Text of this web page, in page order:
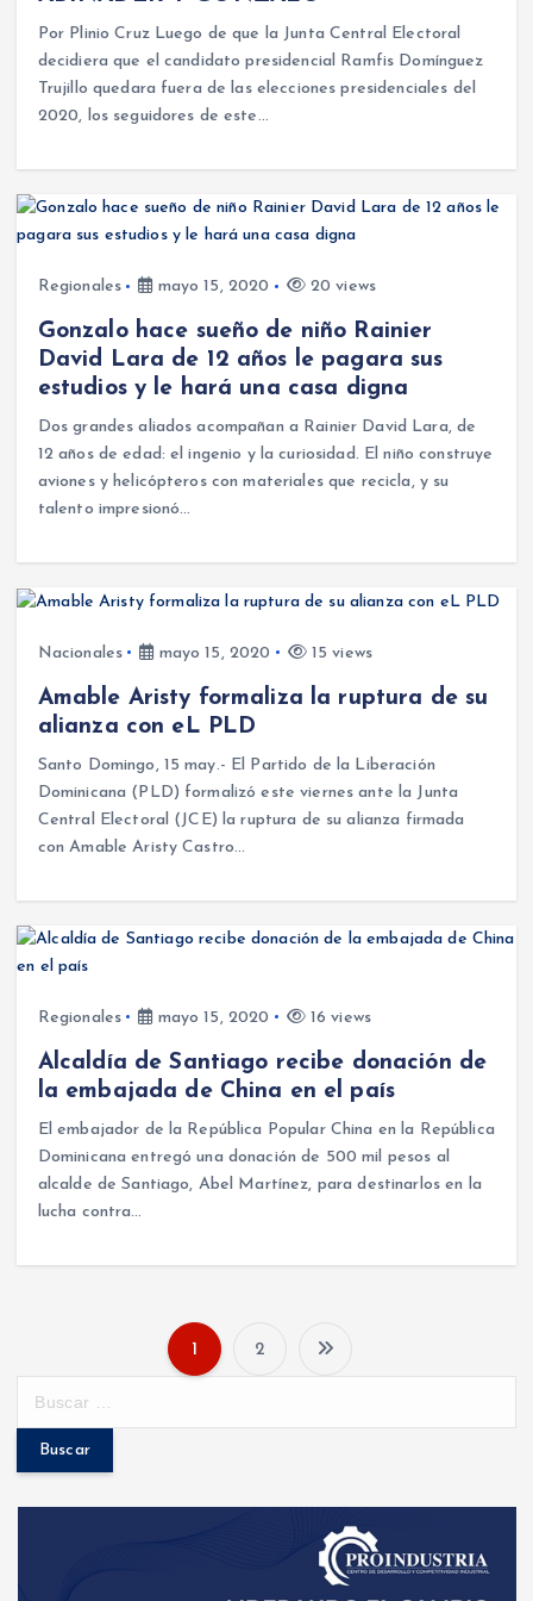
Por Plinio Cruz Luego de que la Junta Central Electoral
decidiera que el candidato presidencial Ramfis Domínguez
Trujillo quedara fuera de las elecciones presidenciales del
2020, los seguidores de este…
Regionales mayo 15, 2020 20 views
Gonzalo hace sueño de niño Rainier
David Lara de 12 años le pagara sus
estudios y le hará una casa digna
Dos grandes aliados acompañan a Rainier David Lara, de
12 años de edad: el ingenio y la curiosidad. El niño construye
aviones y helicópteros con materiales que recicla, y su
talento impresionó…
Nacionales mayo 15, 2020 15 views
Amable Aristy formaliza la ruptura de su
alianza con eL PLD
Santo Domingo, 15 may.- El Partido de la Liberación
Dominicana (PLD) formalizó este viernes ante la Junta
Central Electoral (JCE) la ruptura de su alianza firmada
con Amable Aristy Castro…
Regionales mayo 15, 2020 16 views
Alcaldía de Santiago recibe donación de
la embajada de China en el país
El embajador de la República Popular China en la República
Dominicana entregó una donación de 500 mil pesos al
alcalde de Santiago, Abel Martínez, para destinarlos en la
lucha contra…
P
a
1 2
c